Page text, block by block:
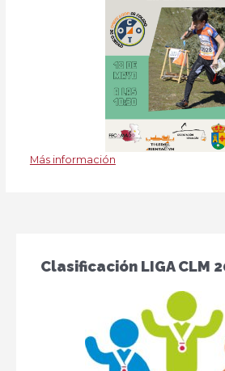
Más información
Clasificación LIGA CLM